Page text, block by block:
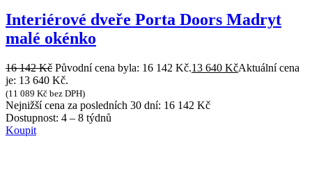
Interiérové dveře Porta Doors Madryt
malé okénko
16 142Kč Původní cena byla: 16 142 Kč.13 640 KčAktuální cena
je: 13 640 Kč.
(11 089 Kč bez DPH)
Nejnižší cena za posledních 30 dní: 16 142 Kč
Dostupnost: 4 – 8 týdnů
Koupit